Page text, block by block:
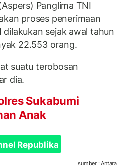
Panglima TNI
proses penerimaan
dilakukan sejak awal tahun
22.553 orang.
suatu terobosan
dia.
Sukabumi
Anak
Republika
sumber : Antara